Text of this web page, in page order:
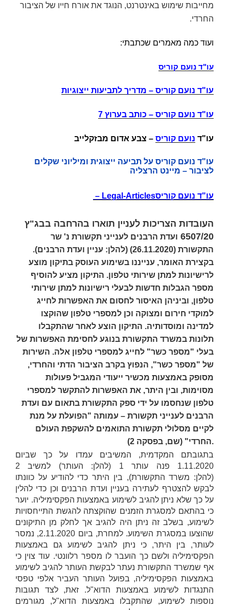
מחייבות שימוש באינטרנט, הנוגד את אורח חייו של הציבור
החרדי.
ועוד כמה מאמרים שכתבתי:
עו"ד נועם קוריס
עו"ד נועם קוריס – מדריך לתביעות ייצוגיות
עו"ד נועם קוריס – כותב בערוץ 7
עו"ד נועם קוריס – צבע אדום מבזקלייב
עו"ד נועם קוריס על תביעה ייצוגית ומיליוני שקלים
לציבור – מיינט הרצליה
עו"ד נועם קוריס– Legal-Articles
העובדות הצריכות לעניין תוארו בהרחבה בבג"ץ
6507/20 ועדת הרבנים לענייני תקשורת נ' שר
התקשורת (26.11.2020) (להלן: עניין ועדת הרבנים).
בקצירת האומר, ענייננו בשימוע העוסק בתיקון מוצע
לרישיונות למתן שירותי טלפון. התיקון מציע להוסיף
מספר הגבלות חדשות לבעלי רישיונות למתן שירותי
טלפון, וביניהן האיסור לחסום את האפשרות לחייג
למוקדי חירום ומצוקה וכן למספרי טלפון שהוקצו
למדינה ומוסדותיה. התיקון הוצע לאחר שהתקבלו
תלונות במשרד התקשורת בנוגע לחסימת האפשרות של
בעלי "מספר כשר" לחייג למספרי טלפון אלה. השירות
של "מספר כשר", הנפוץ בקרב הציבור הדתי והחרדי,
מסופק באמצעות מכשיר ייעודי המגביל פעולות
מסוימות, ובין היתר, את האפשרות להתקשר למספרי
טלפון שנחסמו על ידי ספק התקשורת בתאום עם ועדת
הרבנים לענייני תקשורת – עמותה "הפועלת על מנת
לקיים מסלולי תקשורת התואמים להשקפת העולם
החרדי" (שם, בפסקה 2).
בתגובתם המקדמית, המשיבים עמדו על כך שביום
1.11.2020 פנה עותר 1 (להלן:
העותר
) למשיב 2
(להלן: משרד התקשורת), בין היתר כדי להודיע על כוונתו
לבקש להצטרף לעתירה בעניין ועדת הרבנים וכן כדי להלין
על כך שלא ניתן להגיב לשימוע באמצעות הפקסימיליה. יוער
כי בהתאם למסגרת הזמנים שהוקצתה להגשת התייחסויות
לשימוע, בשלב זה ניתן היה להגיב אך לחלק מן התיקונים
שהוצעו במסגרת השימוע. למחרת, ביום 2.11.2020, נמסר
לעותר, בין היתר, כי ניתן להגיב לשימוע גם באמצעות
הפקסימיליה ולשם כך הועבר לו מספר רלוונטי. עוד צוין כי
אף שמשרד התקשורת נעתר לבקשת העותר להגיב לשימוע
באמצעות הפקסימיליה, בפועל העותר העביר אלפי טפסי
התנגדות לשימוע באמצעות הדוא"ל. זאת, לצד תגובות
נוספות לשימוע, שהתקבלו באמצעות הדוא"ל, מגורמים